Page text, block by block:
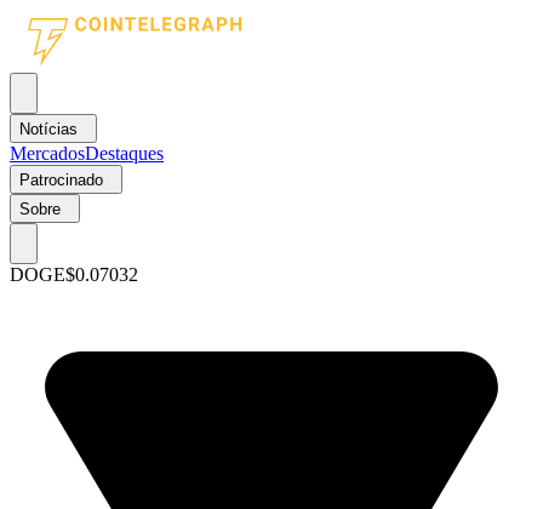
Notícias
MercadosDestaques
Patrocinado
Sobre
DOGE$0.07032